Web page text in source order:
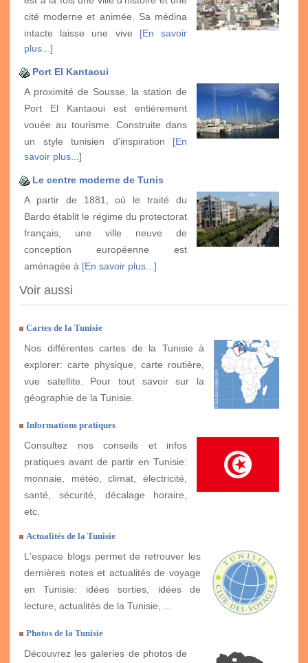
cité moderne et animée. Sa médina
intacte laisse une vive [En savoir
plus...]
Port El Kantaoui
A proximité de Sousse, la station de
Port El Kantaoui est entièrement
vouée au tourisme. Construite dans
un style tunisien d'inspiration [En
savoir plus...]
Le centre moderne de Tunis
A partir de 1881, où le traité du
Bardo établit le régime du protectorat
français, une ville neuve de
conception européenne est
aménagée à [En savoir plus...]
Voir aussi
Cartes de la Tunisie
Nos différentes cartes de la Tunisie à
explorer: carte physique, carte routière,
vue satellite. Pour tout savoir sur la
géographie de la Tunisie.
Informations pratiques
Consultez nos conseils et infos
pratiques avant de partir en Tunisie:
monnaie, météo, climat, électricité,
santé, sécurité, décalage horaire,
etc.
Actualités de la Tunisie
L'espace blogs permet de retrouver les
dernières notes et actualités de voyage
en Tunisie: idées sorties, idées de
lecture, actualités de la Tunisie, ...
Photos de la Tunisie
Découvrez les galeries de photos de